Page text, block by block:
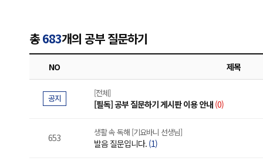
총683개의 공부 질문하기
NO 제목
공지 [전체]
[필독] 공부 질문하기 게시판 이용 안내 (0)
653 생활 속 독해 [기요바니 선생님]
발음 질문입니다. (1)